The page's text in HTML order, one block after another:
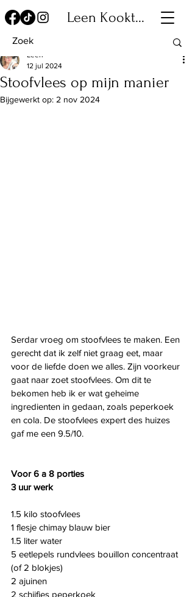
Leen Kookt...
Stoofvlees op mijn manier
Leen
12 jul 2024
Bijgewerkt op: 2 nov 2024
Serdar vroeg om stoofvlees te maken. Een
gerecht dat ik zelf niet graag eet, maar
voor de liefde doen we alles. Zijn voorkeur
gaat naar zoet stoofvlees. Om dit te
bekomen heb ik er wat geheime
ingredienten in gedaan, zoals peperkoek
en cola. De stoofvlees expert des huizes
gaf me een 9.5/10.
Voor 6 a 8 porties
3 uur werk
1.5 kilo stoofvlees
1 flesje chimay blauw bier
1.5 liter water
5 eetlepels rundvlees bouillon concentraat
(of 2 blokjes)
2 ajuinen
2 schijfjes peperkoek